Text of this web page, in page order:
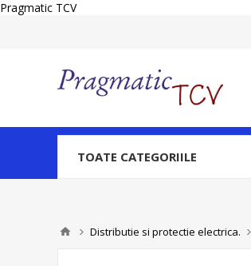
Pragmatic TCV
TOATE CATEGORIILE
Distributie si protectie electrica.